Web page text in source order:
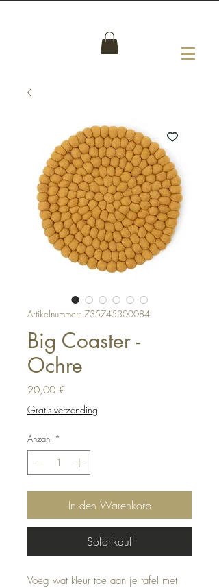
Artikelnummer: 735745300084
Big Coaster -
Ochre
20,00 €Preis
Gratis verzending
Anzahl *
In den Warenkorb
Sofortkauf
Voeg wat kleur toe aan je tafel met